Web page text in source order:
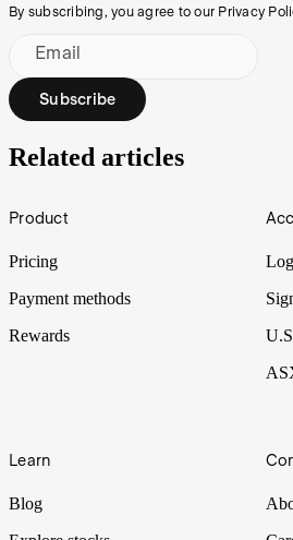
By subscribing, you agree to our Privacy
Email
Subscribe
Related articles
Footer
Product
Pricing
Payment methods
Rewards
Learn
Blog